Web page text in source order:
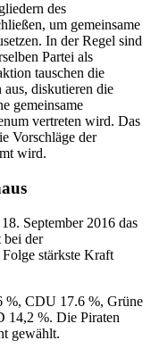
des
um gemeinsame
In der Regel sind
Partei als
tauschen die
diskutieren die
gemeinsame
vertreten wird. Das
Vorschläge der
wird.
September 2016 das
bei der
stärkste Kraft
%, CDU 17.6 %, Grüne
14,2 %. Die Piraten
gewählt.